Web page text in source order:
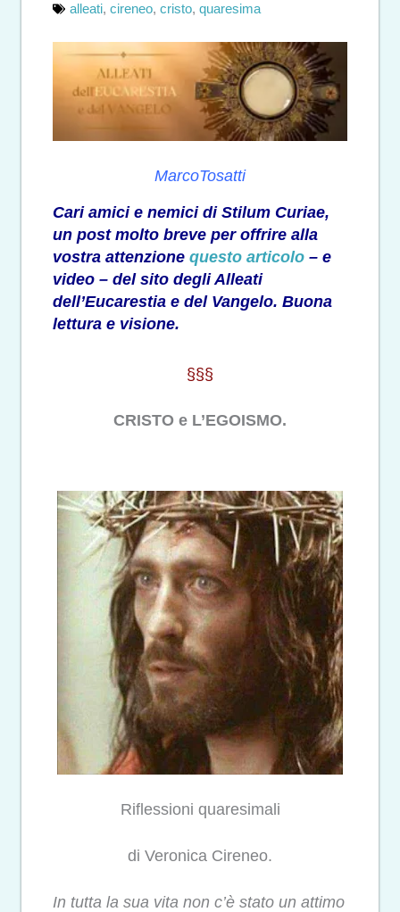
alleati, cireneo, cristo, quaresima
MarcoTosatti
Cari amici e nemici di Stilum Curiae,
un post molto breve per offrire alla
vostra attenzione questo articolo – e
video – del sito degli Alleati
dell’Eucarestia e del Vangelo. Buona
lettura e visione.
§§§
CRISTO e L’EGOISMO.
Riflessioni quaresimali
di Veronica Cireneo.
In tutta la sua vita non c’è stato un attimo